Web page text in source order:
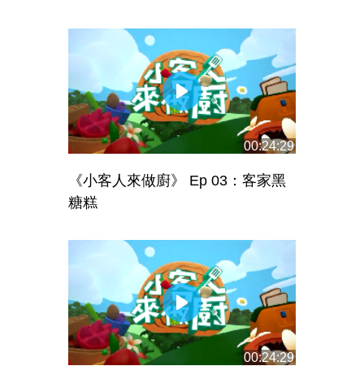
00:24:29
《小客人來做廚》 Ep 03：客家黑
糖糕
00:24:29